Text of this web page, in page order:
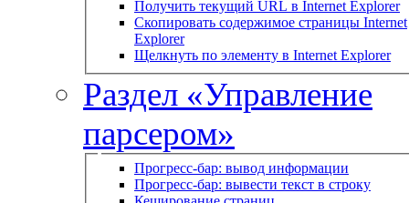
Получить текущий URL в Internet Explorer
Скопировать содержимое страницы Internet
Explorer
Щелкнуть по элементу в Internet Explorer
Раздел «Управление
парсером»
Прогресс-бар: вывод информации
Прогресс-бар: вывести текст в строку